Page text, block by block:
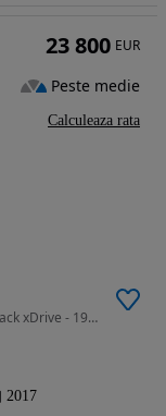
1995 cm3 • 190 CP • BMW Seria 5 G30 520d M-Pack xDrive - 190 CP - 2017
2017
23 800 EUR
Peste medie
Calculeaza rata